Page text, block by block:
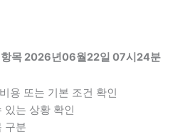
항목 2026년06월22일 07시24분
용 또는 기본 조건 확인
있는 상황 확인
구분